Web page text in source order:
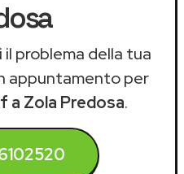
problema della tua
appuntamento per
a Zola Predosa.